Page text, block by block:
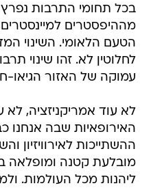
בכל תחומי התרבות
מההיפסטרים
הטעם הלאומי. השינוי
לחלוטין לא. זהו שינוי
עמוקה של האזור הגיאו-
לא עוד אמריקניזציה,
האירופאיות שבה אנחנו
ההשתייכות לאירוויזיון
מובלעת קטנה ומופלאה
ליהנות מכל העולמות.